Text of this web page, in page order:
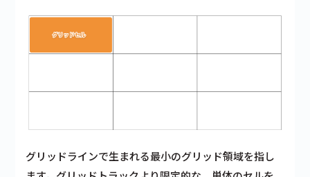
グリッドラインで生まれる最小のグリッド領域を指し